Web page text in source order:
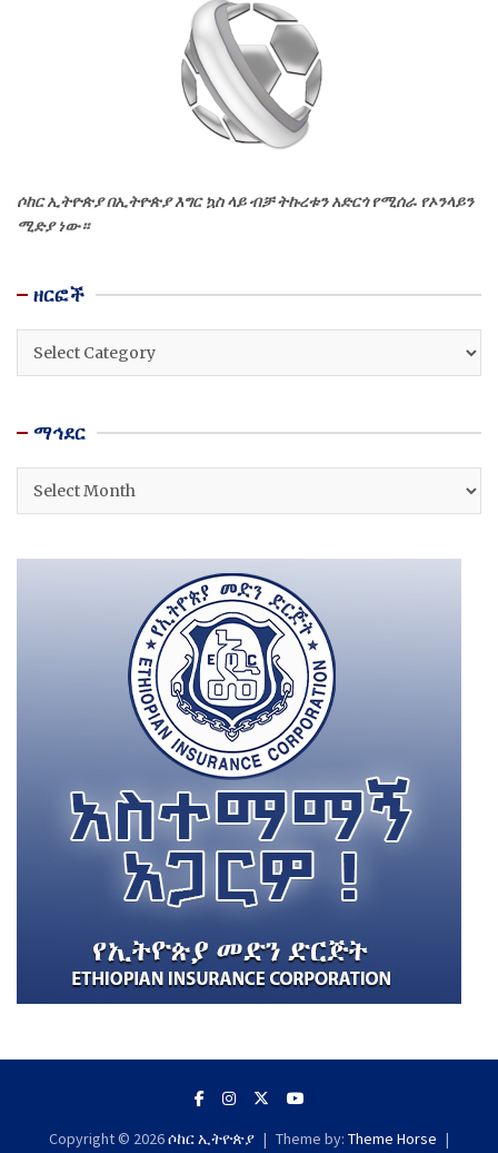
ሶከር ኢትዮጵያ በኢትዮጵያ እግር ኳስ ላይ ብቻ ትኩረቱን አድርጎ የሚሰራ የኦንላይን
ሚድያ ነው።
ዘርፎች
ዘርፎች
ማኅደር
ማኅደር
Copyright © 2026ሶከር ኢትዮጵያ Theme by: Theme Horse